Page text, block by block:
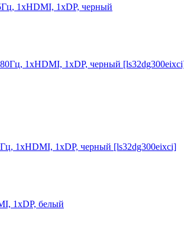
1хHDMI, 1хDP, черный
1хHDMI, 1хDP, черный [ls32dg300eixci]